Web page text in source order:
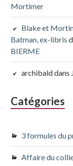
Mortimer
Blake et
Batman, ex-libris
BIERME
archibalddans
Catégories
3 formules du
Affaire du